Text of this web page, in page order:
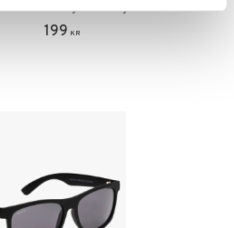
med gummi bågar.
199 KR